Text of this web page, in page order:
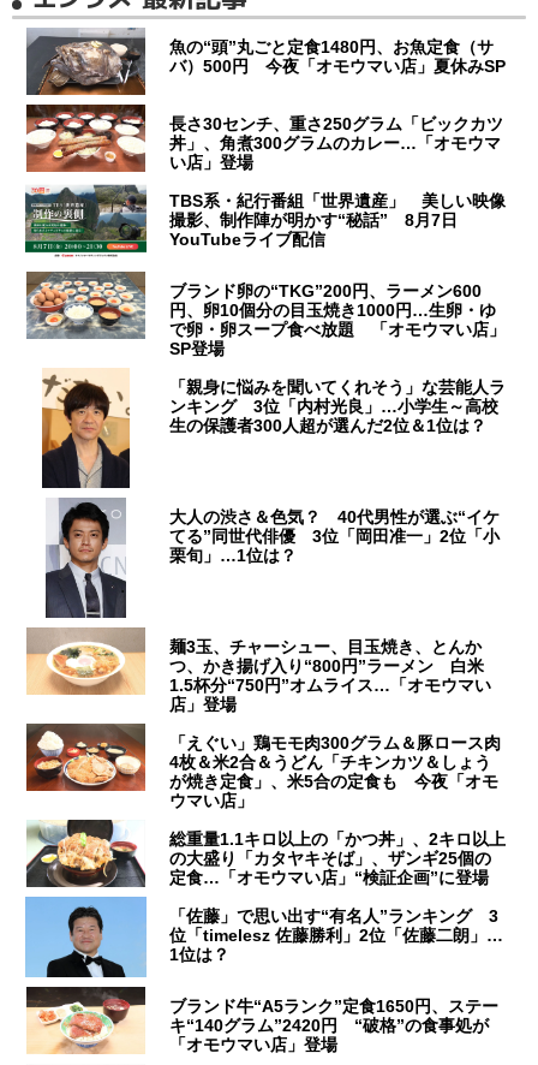
魚の“頭”丸ごと定食1480円、お魚定食（サ
バ）500円 今夜「オモウマい店」夏休みSP
長さ30センチ、重さ250グラム「ビックカツ
丼」、角煮300グラムのカレー…「オモウマ
い店」登場
TBS系・紀行番組「世界遺産」 美しい映像
撮影、制作陣が明かす“秘話” 8月7日
YouTubeライブ配信
ブランド卵の“TKG”200円、ラーメン600
円、卵10個分の目玉焼き1000円…生卵・ゆ
で卵・卵スープ食べ放題 「オモウマい店」
SP登場
「親身に悩みを聞いてくれそう」な芸能人ラ
ンキング 3位「内村光良」…小学生～高校
生の保護者300人超が選んだ2位＆1位は？
大人の渋さ＆色気？ 40代男性が選ぶ“イケ
てる”同世代俳優 3位「岡田准一」2位「小
栗旬」…1位は？
麺3玉、チャーシュー、目玉焼き、とんか
つ、かき揚げ入り“800円”ラーメン 白米
1.5杯分“750円”オムライス…「オモウマい
店」登場
「えぐい」鶏モモ肉300グラム＆豚ロース肉
4枚＆米2合＆うどん「チキンカツ＆しょう
が焼き定食」、米5合の定食も 今夜「オモ
ウマい店」
総重量1.1キロ以上の「かつ丼」、2キロ以上
の大盛り「カタヤキそば」、ザンギ25個の
定食…「オモウマい店」“検証企画”に登場
「佐藤」で思い出す“有名人”ランキング 3
位「timelesz 佐藤勝利」2位「佐藤二朗」…
1位は？
ブランド牛“A5ランク”定食1650円、ステー
キ“140グラム”2420円 “破格”の食事処が
「オモウマい店」登場